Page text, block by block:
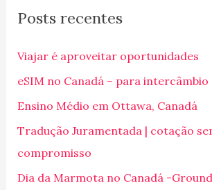
u
s
a
r
p
o
r
Posts recentes
Viajar é aproveitar oportunidades
eSIM no Canadá – para intercâmbio
Ensino Médio em Ottawa, Canadá
Tradução Juramentada | cotação
compromisso
Dia da Marmota no Canadá -